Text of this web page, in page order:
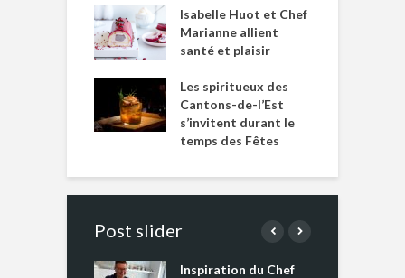
Isabelle Huot et Chef
Marianne allient
santé et plaisir
Les spiritueux des
Cantons-de-l’Est
s’invitent durant le
temps des Fêtes
Post slider
Inspiration du Chef